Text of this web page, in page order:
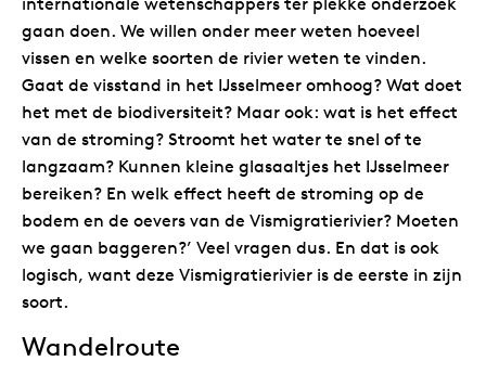
gaan doen. We willen onder meer weten hoeveel
vissen en welke soorten de rivier weten te vinden.
Gaat de visstand in het IJsselmeer omhoog? Wat doet
het met de biodiversiteit? Maar ook: wat is het effect
van de stroming? Stroomt het water te snel of te
langzaam? Kunnen kleine glasaaltjes het IJsselmeer
bereiken? En welk effect heeft de stroming op de
bodem en de oevers van de Vismigratierivier? Moeten
we gaan baggeren?’ Veel vragen dus. En dat is ook
logisch, want deze Vismigratierivier is de eerste in zijn
soort.
Wandelroute